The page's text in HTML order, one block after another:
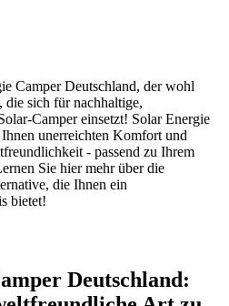
‍Camper Deutschland, der wohl
sich für⁢ nachhaltige,
Camper einsetzt! ‍Solar Energie
unerreichten Komfort und
⁣- passend zu Ihrem
Sie ⁤hier mehr über ⁣die
die Ihnen ein⁢
​bietet!
Deutschland: